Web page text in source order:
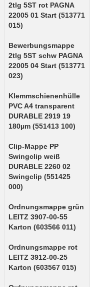
2tlg 5ST rot PAGNA
22005 01 Start (513771
015)
Bewerbungsmappe
2tlg 5ST schw PAGNA
22005 04 Start (513771
023)
Klemmschienenhülle
PVC A4 transparent
DURABLE 2919 19
180µm (551413 100)
Clip-Mappe PP
Swingclip weiß
DURABLE 2260 02
Swingclip (551425
000)
Ordnungsmappe grün
LEITZ 3907-00-55
Karton (603566 011)
Ordnungsmappe rot
LEITZ 3912-00-25
Karton (603567 015)